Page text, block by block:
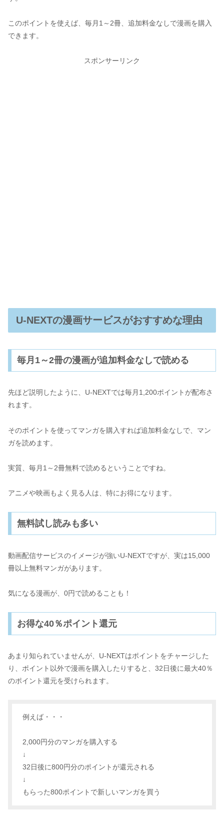
このポイントを使えば、毎月1～2冊、追加料金なしで漫画を購入
できます。
スポンサーリンク
U-NEXTの漫画サービスがおすすめな理由
毎月1～2冊の漫画が追加料金なしで読める
先ほど説明したように、U-NEXTでは毎月1,200ポイントが配布さ
れます。
そのポイントを使ってマンガを購入すれば追加料金なしで、マン
ガを読めます。
実質、毎月1～2冊無料で読めるということですね。
アニメや映画もよく見る人は、特にお得になります。
無料試し読みも多い
動画配信サービスのイメージが強いU-NEXTですが、実は15,000
冊以上無料マンガがあります。
気になる漫画が、0円で読めることも！
お得な40％ポイント還元
あまり知られていませんが、U-NEXTはポイントをチャージした
り、ポイント以外で漫画を購入したりすると、32日後に最大40％
のポイント還元を受けられます。
例えば・・・
2,000円分のマンガを購入する
↓
32日後に800円分のポイントが還元される
↓
もらった800ポイントで新しいマンガを買う